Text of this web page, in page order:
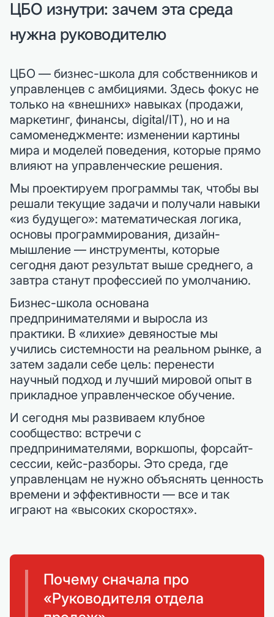
ЦБО изнутри: зачем эта среда
нужна руководителю
ЦБО — бизнес-школа для собственников и
управленцев с амбициями. Здесь фокус не
только на «внешних» навыках (продажи,
маркетинг, финансы, digital/IT), но и на
самоменеджменте: изменении картины
мира и моделей поведения, которые прямо
влияют на управленческие решения.
Мы проектируем программы так, чтобы вы
решали текущие задачи и получали навыки
«из будущего»: математическая логика,
основы программирования, дизайн-
мышление — инструменты, которые
сегодня дают результат выше среднего, а
завтра станут профессией по умолчанию.
Бизнес-школа основана
предпринимателями и выросла из
практики. В «лихие» девяностые мы
учились системности на реальном рынке, а
затем задали себе цель: перенести
научный подход и лучший мировой опыт в
прикладное управленческое обучение.
И сегодня мы развиваем клубное
сообщество: встречи с
предпринимателями, воркшопы, форсайт-
сессии, кейс-разборы. Это среда, где
управленцам не нужно объяснять ценность
времени и эффективности — все и так
играют на «высоких скоростях».
Почему сначала про
«Руководителя отдела